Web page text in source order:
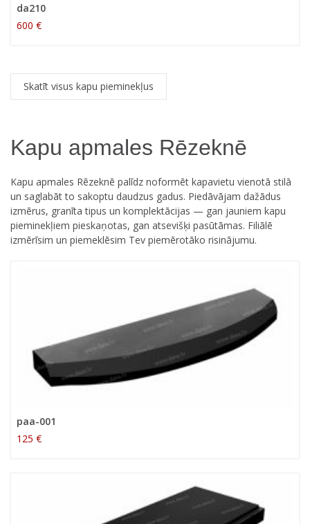
da210
600 €
Skatīt visus kapu pieminekļus
Kapu apmales Rēzeknē
Kapu apmales Rēzeknē palīdz noformēt kapavietu vienotā stilā
un saglabāt to sakoptu daudzus gadus. Piedāvājam dažādus
izmērus, granīta tipus un komplektācijas — gan jauniem kapu
pieminekļiem pieskaņotas, gan atsevišķi pasūtāmas. Filiālē
izmērīsim un piemeklēsim Tev piemērotāko risinājumu.
paa-001
125 €